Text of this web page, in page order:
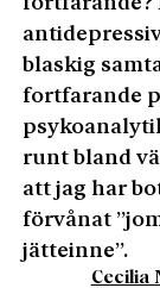
blaskig
fortfarande
runt bland
att jag har
förvånat
jätteinne”.
Cecilia